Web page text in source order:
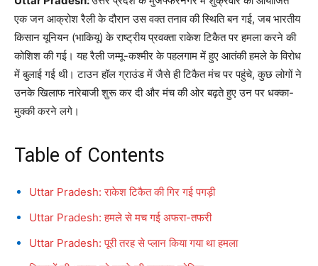
एक जन आक्रोश रैली के दौरान उस वक्त तनाव की स्थिति बन गई, जब भारतीय
किसान यूनियन (भाकियू) के राष्ट्रीय प्रवक्ता राकेश टिकैत पर हमला करने की
कोशिश की गई। यह रैली जम्मू-कश्मीर के पहलगाम में हुए आतंकी हमले के विरोध
में बुलाई गई थी। टाउन हॉल ग्राउंड में जैसे ही टिकैत मंच पर पहुंचे, कुछ लोगों ने
उनके खिलाफ नारेबाजी शुरू कर दी और मंच की ओर बढ़ते हुए उन पर धक्का-
मुक्की करने लगे।
Table of Contents
Uttar Pradesh: राकेश टिकैत की गिर गई पगड़ी
Uttar Pradesh: हमले से मच गई अफरा-तफरी
Uttar Pradesh: पूरी तरह से प्लान किया गया था हमला